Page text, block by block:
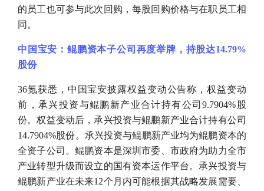
的员工也可参与此次回购，每股回购价格与在职员工相
同。
中国宝安：鲲鹏资本子公司再度举牌，持股达14.79%
股份
36氪获悉，中国宝安披露权益变动公告称，权益变动
前，承兴投资与鲲鹏新产业合计持有公司9.7904%股
份。权益变动后，承兴投资与鲲鹏新产业合计持有公司
14.7904%股份。承兴投资与鲲鹏新产业均为鲲鹏资本的
全资子公司。鲲鹏资本是深圳市委、市政府为助力全市
产业转型升级而设立的国有资本运作平台。承兴投资与
鲲鹏新产业在未来12个月内可能根据其战略发展需要、